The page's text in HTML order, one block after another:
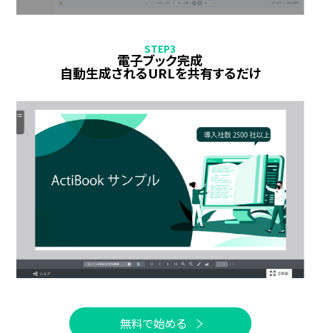
STEP3
電子ブック完成
自動生成されるURLを共有するだけ
無料で始める